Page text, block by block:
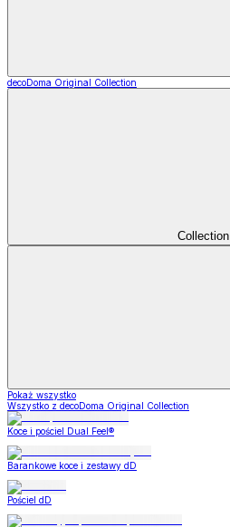
decoDoma Original Collection
Collection
Pokaż wszystko
Wszystko z decoDoma Original Collection
Koce i pościel Dual Feel®
Barankowe koce i zestawy dD
Pościel dD